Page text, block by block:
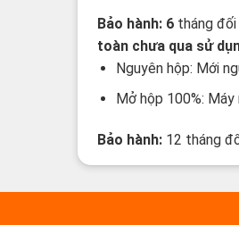
Bảo hành: 6 tháng đối
toàn chưa qua sử
Nguyên hộp: Mới
Mở hộp 100%:
Bảo hành: 12 tháng